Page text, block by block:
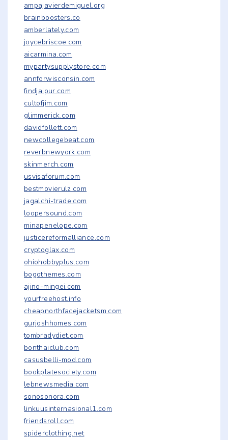
ampajavierdemiguel.org
brainboosters.co
amberlately.com
joycebriscoe.com
aicarmina.com
mypartysupplystore.com
annforwisconsin.com
findjaipur.com
cultofjim.com
glimmerick.com
davidfollett.com
newcollegebeat.com
reverbnewyork.com
skinmerch.com
usvisaforum.com
bestmovierulz.com
jagalchi-trade.com
loopersound.com
minapenelope.com
justicereformalliance.com
cryptoglax.com
ohiohobbyplus.com
bogothemes.com
ajino-mingei.com
yourfreehost.info
cheapnorthfacejacketsm.com
gurjoshhomes.com
tombradydiet.com
bonthaiclub.com
casusbelli-mod.com
bookplatesociety.com
lebnewsmedia.com
sonosonora.com
linkuusinternasional1.com
friendsroll.com
spiderclothing.net